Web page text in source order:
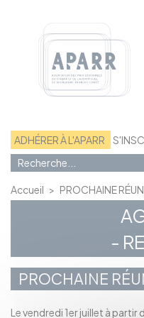
ADHÉRER À L'APARR
Accueil > PROCHAINE
-
PROCHAINE
Le vendredi 1er juillet à partir